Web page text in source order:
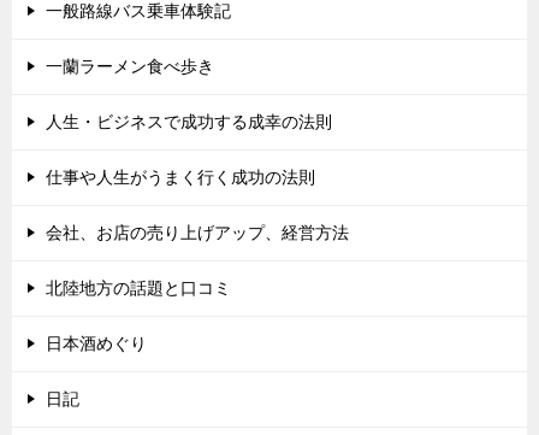
一般路線バス乗車体験記
一蘭ラーメン食べ歩き
人生・ビジネスで成功する成幸の法則
仕事や人生がうまく行く成功の法則
会社、お店の売り上げアップ、経営方法
北陸地方の話題と口コミ
日本酒めぐり
日記